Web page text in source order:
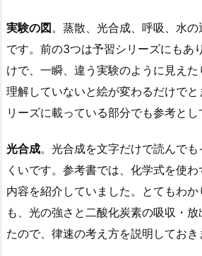
実験の図。蒸散、光合成、呼吸、水
です。前の3つは予習シリーズにもあ
けで、一瞬、違う実験のように見えた
理解していないと絵が変わるだけで
リーズに載っている部分でも参考とし
光合成。光合成を文字だけで読んで
くいです。参考書では、化学式を使
内容を紹介していました。とてもわ
も、光の強さと二酸化炭素の吸収・
たので、律速の考え方を説明しておき